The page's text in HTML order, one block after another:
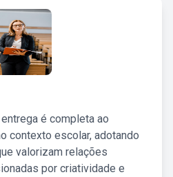
é completa ao
contexto escolar, adotando
valorizam relações
por criatividade e